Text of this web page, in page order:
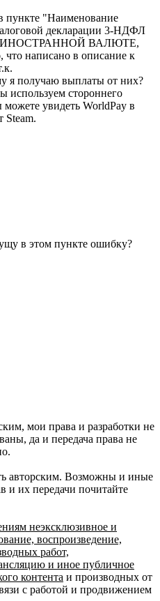
пункте "Наименование
декларации 3-НДФЛ
ВАЛЮТЕ,
что написано в описание к
я получаю выплаты от них?
стороннего
увидеть WorldPay в
Steam.
в этом пункте ошибку?
мои права и разработки не
да и передача права не
авторским. Возможны и иные
и их передачи почитайте
неэксклюзивное и
воспроизведение,
работ,
и иное публичное
контента и производных от
с работой и продвижением